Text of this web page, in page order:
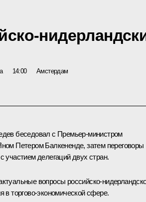
14:00 Амстердам
беседовал с Премьер-министром
Петером Балкененде, затем переговоры
участием делегаций двух стран.
вопросы российско-
в торгово-экономической сфере.